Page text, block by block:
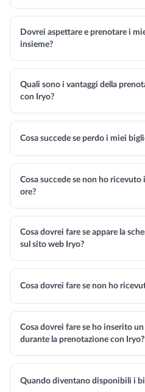
Dovrei aspettare e prenotare i
insieme?
Quali sono i vantaggi della
con Iryo?
Cosa succede se perdo i miei
Cosa succede se non ho
ore?
Cosa dovrei fare se appare la
sul sito web Iryo?
Cosa dovrei fare se non ho
Cosa dovrei fare se ho inserito
durante la prenotazione con Iryo?
Quando diventano disponibili i